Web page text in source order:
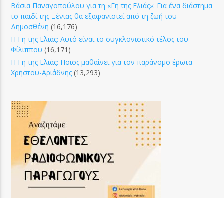
Βάσια Παναγοπούλου για τη «Γη της Ελιάς»: Για ένα διάστημα
το παιδί της Ξένιας θα εξαφανιστεί από τη ζωή του
Δημοσθένη (16,176)
Η Γη της Ελιάς: Αυτό είναι το συγκλονιστικό τέλος του
Φίλιππου (16,171)
Η Γη της Ελιάς: Ποιος μαθαίνει για τον παράνομο έρωτα
Χρήστου-Αριάδνης (13,293)